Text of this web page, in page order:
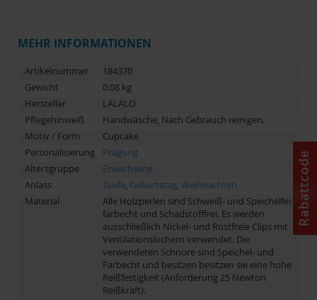
MEHR INFORMATIONEN
Artikelnummer
184370
Gewicht
0.08 kg
Hersteller
LALALO
Pflegehinweiß
Handwäsche, Nach Gebrauch reinigen.
Motiv / Form
Cupcake
Personalisierung
Prägung
Altersgruppe
Erwachsene
Anlass
Taufe, Geburtstag, Weihnachten
Material
Alle Holzperlen sind Schweiß- und Speichelfest,
farbecht und Schadstofffrei. Es werden
ausschließlich Nickel- und Rostfreie Clips mit
Ventilationslöchern verwendet. Die
verwendeten Schnüre sind Speichel- und
Farbecht und besitzen besitzen sie eine hohe
Reißfestigkeit (Anforderung 25 Newton
Reißkraft).
Rabattcode